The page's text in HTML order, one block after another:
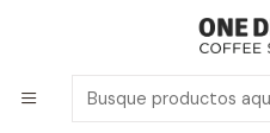
Café
Café Grano Molido